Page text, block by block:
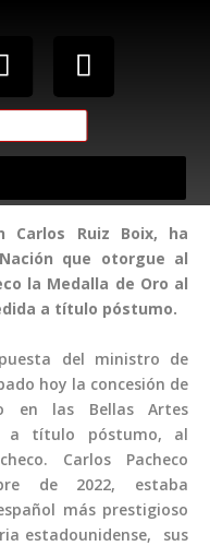
Carlos Ruiz Boix, ha
que otorgue al
la Medalla de Oro al
a título póstumo.
del ministro de
hoy la concesión de
en las Bellas Artes
a título póstumo, al
Carlos Pacheco
de 2022,​​ estaba
más prestigioso
estadounidense, ​​ sus